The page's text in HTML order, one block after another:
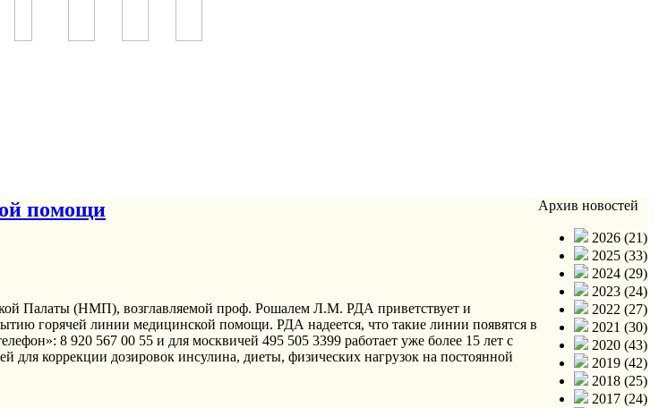
помощи
Палаты (НМП), возглавляемой проф. Рошалем Л.М. РДА приветствует и
горячей линии медицинской помощи. РДА надеется, что такие линии появятся в
8 920 567 00 55 и для москвичей 495 505 3399 работает уже более 15 лет с
для коррекции дозировок инсулина, диеты, физических нагрузок на постоянной
Архив новостей
2026 (21)
2025 (33)
2024 (29)
2023 (24)
2022 (27)
2021 (30)
2020 (43)
2019 (42)
2018 (25)
2017 (24)